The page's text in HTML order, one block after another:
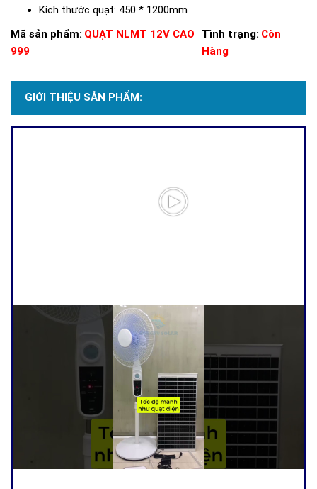
Kích thước quạt: 450 * 1200mm
Mã sản phẩm: QUẠT NLMT 12V CAO
999
Tình trạng: Còn
Hàng
GIỚI THIỆU SẢN PHẨM: